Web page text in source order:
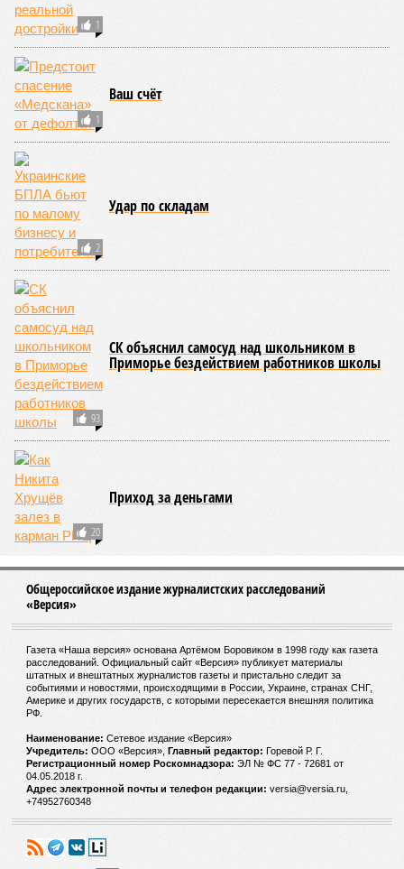
1
1
Ваш счёт
2
Удар по складам
93
СК объяснил самосуд над школьником в
Приморье бездействием работников школы
20
Приход за деньгами
Общероссийское издание журналистских расследований
«Версия»
Газета «Наша версия» основана Артёмом Боровиком в 1998 году как газета
расследований. Официальный сайт «Версия» публикует материалы
штатных и внештатных журналистов газеты и пристально следит за
событиями и новостями, происходящими в России, Украине, странах СНГ,
Америке и других государств, с которыми пересекается внешняя политика
РФ.
Наименование: Cетевое издание «Версия»
Учредитель: ООО «Версия», Главный редактор: Горевой Р. Г.
Регистрационный номер Роскомнадзора: ЭЛ № ФС 77 - 72681 от
04.05.2018 г.
Адрес электронной почты и телефон редакции: versia@versia.ru,
+74952760348